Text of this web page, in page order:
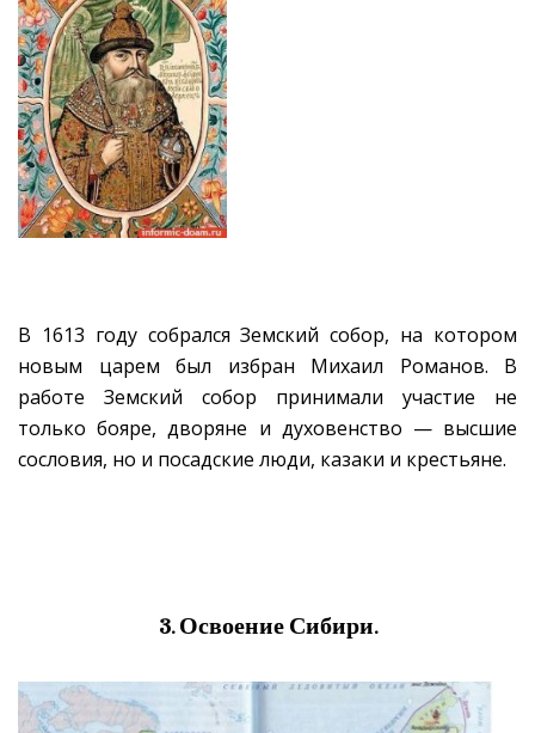
В 1613 году собрался Земский собор, на котором
новым царем был избран Михаил Романов. В
работе Земский собор принимали участие не
только бояре, дворяне и духовенство — высшие
сословия, но и посадские люди, казаки и крестьяне.
3. Освоение Сибири.